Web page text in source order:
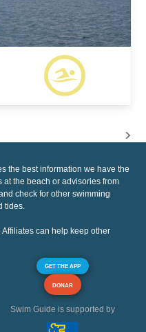
the best information we have the
at the beach or advisories from
check for other swimming
tides.
can help keep other
GET THE APP
DONAR
Swim Guide is supported by